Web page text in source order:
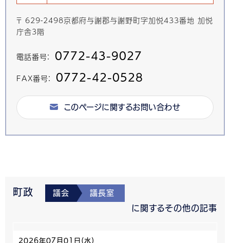
〒 629-2498京都府与謝郡与謝野町字加悦433番地 加悦
庁舎3階
電話番号： 0772-43-9027
FAX番号： 0772-42-0528
このページに関するお問い合わせ
町政 議会 議長室
に関するその他の記事
2026年07月01日(水)